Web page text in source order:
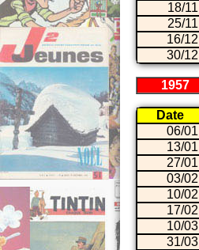
18/11
25/11
16/12
30/12
1957
Date
06/01
13/01
27/01
03/02
10/02
17/02
10/03
31/03